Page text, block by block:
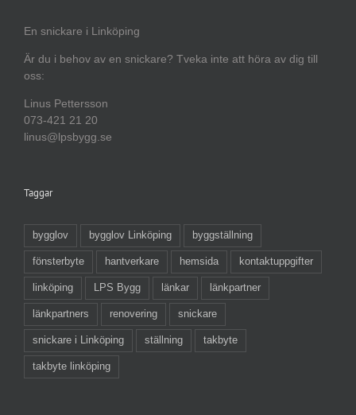
En snickare i Linköping
Är du i behov av en snickare? Tveka inte att höra av dig till
oss:
Linus Pettersson
073-421 21 20
linus@lpsbygg.se
Taggar
bygglov bygglov Linköping byggställning
fönsterbyte hantverkare hemsida kontaktuppgifter
linköping LPS Bygg länkar länkpartner
länkpartners renovering snickare
snickare i Linköping ställning takbyte
takbyte linköping